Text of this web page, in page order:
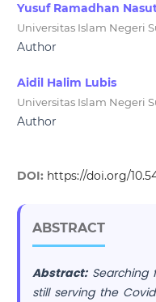
Yusuf Ramadhan
Universitas Islam Negeri
Author
Aidil Halim Lubis
Universitas Islam Negeri
Author
DOI: https://doi.org/
ABSTRACT
Abstract:
still serving the